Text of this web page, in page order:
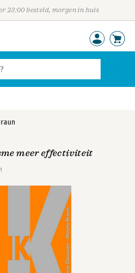
23:00 besteld, morgen in huis
meer effectiviteit